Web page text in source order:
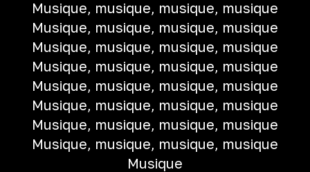
Musique, musique, musique, musique
Musique, musique, musique, musique
Musique, musique, musique, musique
Musique, musique, musique, musique
Musique, musique, musique, musique
Musique, musique, musique, musique
Musique, musique, musique, musique
Musique, musique, musique, musique
Musique